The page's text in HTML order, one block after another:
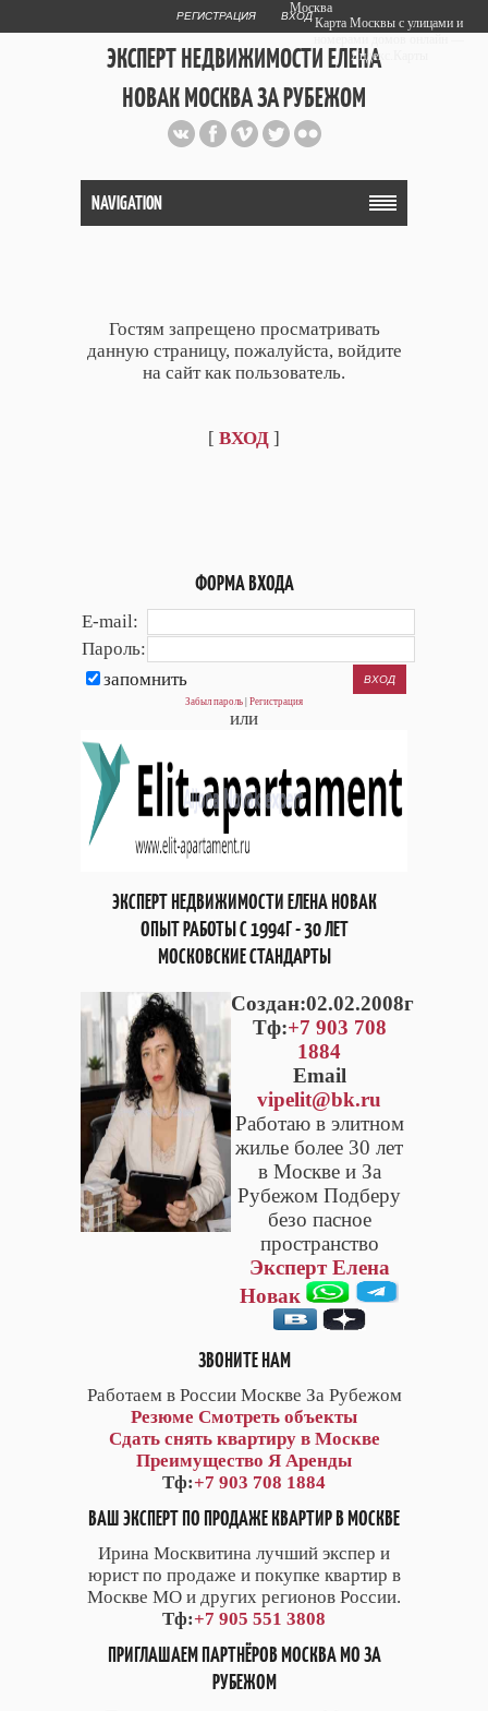
РЕГИСТРАЦИЯ ВХОД
ЭКСПЕРТ НЕДВИЖИМОСТИ ЕЛЕНА
НОВАК МОСКВА ЗА РУБЕЖОМ
Публичный сайт эксперта автора
web дизайнера+7 903 708 1884
NAVIGATION
Гостям запрещено просматривать
данную страницу, пожалуйста, войдите
на сайт как пользователь.
[ ВХОД ]
ФОРМА ВХОДА
E-mail:
Пароль:
запомнить
Забыл пароль Регистрация
или
ЭКСПЕРТ НЕДВИЖИМОСТИ ЕЛЕНА НОВАК
ОПЫТ РАБОТЫ С 1994Г - 30 ЛЕТ
МОСКОВСКИЕ СТАНДАРТЫ
Cоздан:02.02.2008г
Тф:+7 903 708
1884
Email
vipelit@bk.ru
Работаю в элитном
жилье более 30 лет
в Москве и За
Рубежом Подберу
безо пасное
пространство
Эксперт Елена
Новак
ЗВОНИТЕ НАМ
Работаем в России Москве За Рубежом
Резюме Смотреть объекты
Сдать снять квартиру в Москве
Преимущество Я Аренды
Тф:+7 903 708 1884
ВАШ ЭКСПЕРТ ПО ПРОДАЖЕ КВАРТИР В МОСКВЕ
Ирина Москвитина лучший экспер и
юрист по продаже и покупке квартир в
Москве МО и других регионов России.
Тф:+7 905 551 3808
ПРИГЛАШАЕМ ПАРТНЁРОВ МОСКВА МО ЗА
РУБЕЖОМ
Москва
Карта Москвы с улицами и
Яндекс.Карты